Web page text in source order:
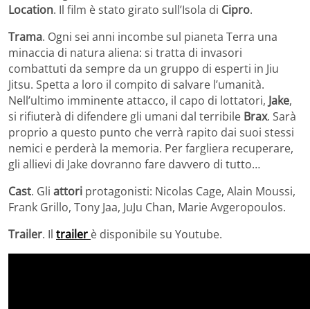
Location. Il film è stato girato sull’Isola di Cipro.
Trama. Ogni sei anni incombe sul pianeta Terra una
minaccia di natura aliena: si tratta di invasori
combattuti da sempre da un gruppo di esperti in Jiu
Jitsu. Spetta a loro il compito di salvare l’umanità.
Nell’ultimo imminente attacco, il capo di lottatori, Jake,
si rifiuterà di difendere gli umani dal terribile Brax. Sarà
proprio a questo punto che verrà rapito dai suoi stessi
nemici e perderà la memoria. Per fargliera recuperare,
gli allievi di Jake dovranno fare davvero di tutto…
Cast. Gli attori protagonisti: Nicolas Cage, Alain Moussi,
Frank Grillo, Tony Jaa, JuJu Chan, Marie Avgeropoulos.
Trailer. Il trailer è disponibile su Youtube.